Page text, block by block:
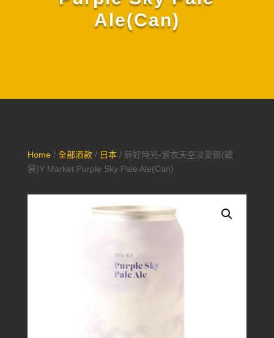
Ale(Can)
Home/ 全部酒款/ 日本/ 醉好時光-紫衣天空淡愛爾(罐
裝)Y Market Purple Sky Pale Ale(Can)